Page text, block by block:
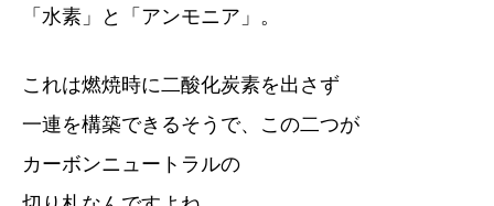
「水素」と「アンモニア」。
これは燃焼時に二酸化炭素を出さず
一連を構築できるそうで、この二つが
カーボンニュートラルの